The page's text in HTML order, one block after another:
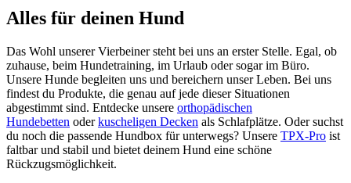
Alles für deinen Hund
Das Wohl unserer Vierbeiner steht bei uns an erster Stelle. Egal, ob
zuhause, beim Hundetraining, im Urlaub oder sogar im Büro.
Unsere Hunde begleiten uns und bereichern unser Leben. Bei uns
findest du Produkte, die genau auf jede dieser Situationen
abgestimmt sind. Entdecke unsere orthopädischen
Hundebetten oderkuscheligen Decken als Schlafplätze. Oder suchst
du noch die passende Hundbox für unterwegs? Unsere TPX-Pro ist
faltbar und stabil und bietet deinem Hund eine schöne
Rückzugsmöglichkeit.